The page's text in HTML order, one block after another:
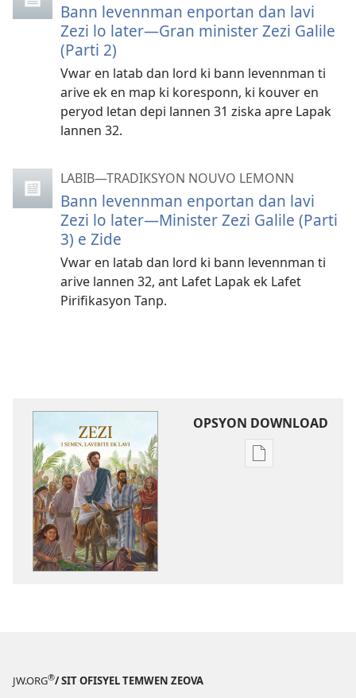
Bann levennman enportan dan lavi
Zezi lo later—Gran minister Zezi Galile
(Parti 2)
Vwar en latab dan lord ki bann levennman ti
arive ek en map ki koresponn, ki kouver en
peryod letan depi lannen 31 ziska apre Lapak
lannen 32.
LABIB—TRADIKSYON NOUVO LEMONN
Bann levennman enportan dan lavi
Zezi lo later—Minister Zezi Galile (Parti
3) e Zide
Vwar en latab dan lord ki bann levennman ti
arive lannen 32, ant Lafet Lapak ek Lafet
Pirifikasyon Tanp.
OPSYON DOWNLOAD
Opsyon
JW.ORG®/ SIT OFISYEL TEMWEN ZEOVA